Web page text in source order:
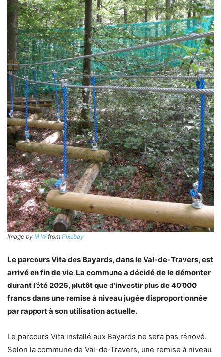
Image by M Wfrom Pixabay
Le parcours Vita des Bayards, dans le Val-de-Travers, est
arrivé en fin de vie. La commune a décidé de le démonter
durant l’été 2026, plutôt que d’investir plus de 40’000
francs dans une remise à niveau jugée disproportionnée
par rapport à son utilisation actuelle.
Le parcours Vita installé aux Bayards ne sera pas rénové.
Selon la commune de Val-de-Travers, une remise à niveau